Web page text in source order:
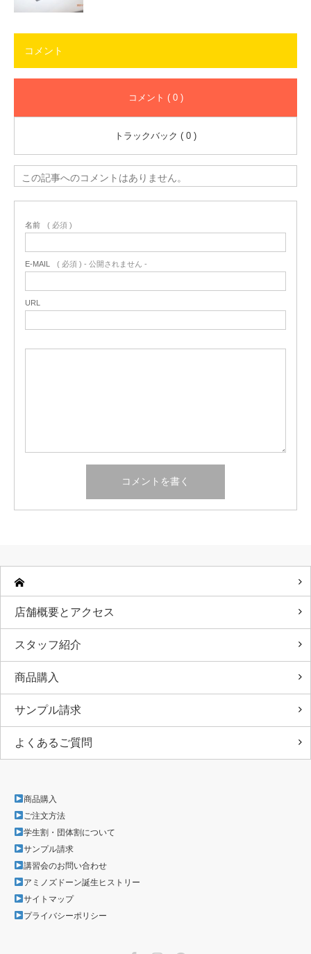
コメント
コメント ( 0 )
トラックバック ( 0 )
この記事へのコメントはありません。
名前 ( 必須 )
E-MAIL ( 必須 ) - 公開されません -
URL
店舗概要とアクセス
スタッフ紹介
商品購入
サンプル請求
よくあるご質問
商品購入
ご注文方法
学生割・団体割について
サンプル請求
講習会のお問い合わせ
アミノズドーン誕生ヒストリー
サイトマップ
プライバシーポリシー